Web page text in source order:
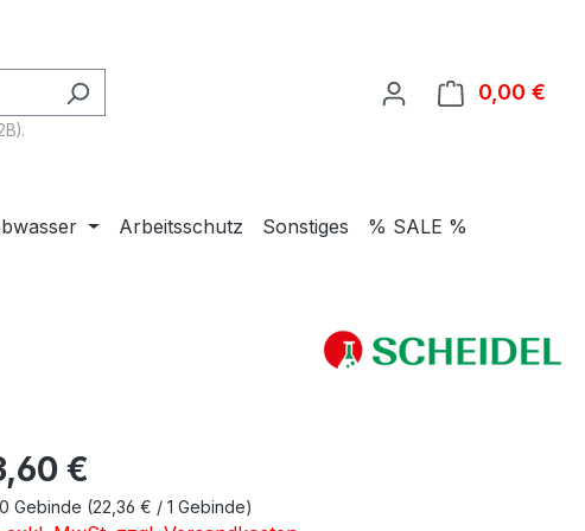
0,00 €
Arbeitsschutz Sonstiges % SALE %
Preis:
€
Gebinde (22,36 € / 1 Gebinde)